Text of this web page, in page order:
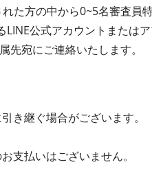
た方の中から0~5名審査員
公式アカウントまたは
先宛にご連絡いたします。
き継ぐ場合がございます。
支払いはございません。